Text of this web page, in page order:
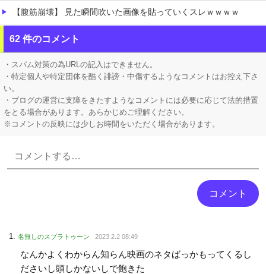
【腹筋崩壊】 見た瞬間吹いた画像を貼っていくスレｗｗｗｗ
【速報】 京大病院、手術ミスで『正常な脳』を摘出 → 患者は自発呼吸不可能な植物状態に
【画像】 キス釣りするんや
62 件のコメント
・スパム対策の為URLの記入はできません。
・特定個人や特定団体を酷く誹謗・中傷するようなコメントはお控え下さ
い。
・ブログの運営に支障をきたすようなコメントには必要に応じて法的措置
をとる場合があります。あらかじめご理解ください。
※コメントの反映には少しお時間をいただく場合があります。
名無しのスプラトゥーン 2023.2.2 08:49
なんかよくわからん知らん映画のネタばっかもってくるし
ださいし頭しかないしで飽きた